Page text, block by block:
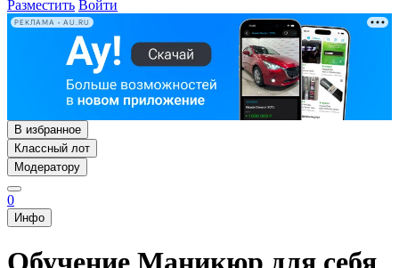
Разместить Войти
РЕКЛАМА • AU.RU
В избранное
Классный лот
Модератору
0
Инфо